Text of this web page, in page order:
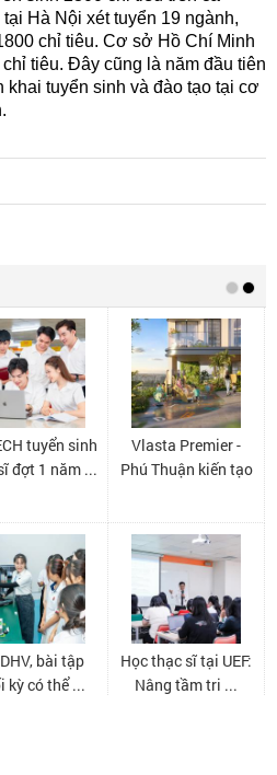
Hà Nội xét tuyển 19 ngành,
chỉ tiêu. Cơ sở Hồ Chí Minh
tiêu. Đây cũng là năm đầu tiên
tuyển sinh và đào tạo tại cơ